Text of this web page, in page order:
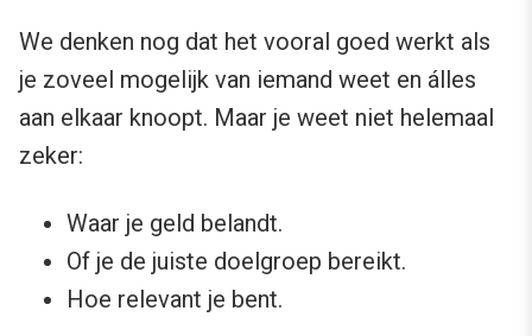
We denken nog dat het vooral goed werkt als
je zoveel mogelijk van iemand weet en álles
aan elkaar knoopt. Maar je weet niet helemaal
zeker:
Waar je geld belandt.
Of je de juiste doelgroep bereikt.
Hoe relevant je bent.